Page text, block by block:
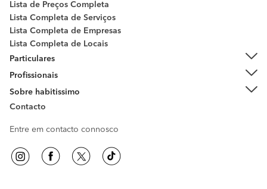
Lista de Preços Completa
Lista Completa de Serviços
Lista Completa de Empresas
Lista Completa de Locais
Particulares
Profissionais
Sobre habitissimo
Contacto
Entre em contacto connosco